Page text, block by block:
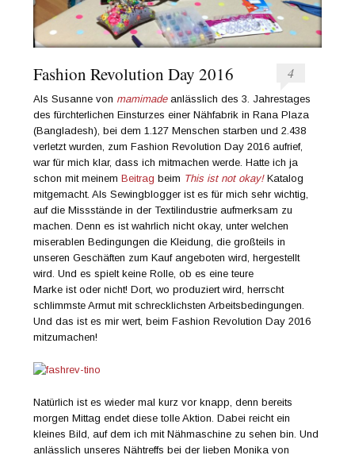
Fashion Revolution Day 2016 4
Als Susanne von mamimadeanlässlich des 3. Jahrestages
des fürchterlichen Einsturzes einer Nähfabrik in Rana Plaza
(Bangladesh), bei dem 1.127 Menschen starben und 2.438
verletzt wurden, zum Fashion Revolution Day 2016 aufrief,
war für mich klar, dass ich mitmachen werde. Hatte ich ja
schon mit meinemBeitrag beim This ist not okay!Katalog
mitgemacht. Als Sewingblogger ist es für mich sehr wichtig,
auf die Missstände in der Textilindustrie aufmerksam zu
machen. Denn es ist wahrlich nicht okay, unter welchen
miserablen Bedingungen die Kleidung, die großteils in
unseren Geschäften zum Kauf angeboten wird, hergestellt
wird. Und es spielt keine Rolle, ob es eine teure
Marke ist oder nicht! Dort, wo produziert wird, herrscht
schlimmste Armut mit schrecklichsten Arbeitsbedingungen.
Und das ist es mir wert, beim Fashion Revolution Day 2016
mitzumachen!
Natürlich ist es wieder mal kurz vor knapp, denn bereits
morgen Mittag endet diese tolle Aktion. Dabei reicht ein
kleines Bild, auf dem ich mit Nähmaschine zu sehen bin. Und
anlässlich unseres Nähtreffs bei der lieben Monika von